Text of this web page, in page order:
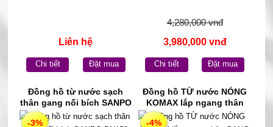
Liên hệ
Chi tiết Đặt mua
4,280,000 vnđ
3,980,000 vnđ
Chi tiết Đặt mua
Đồng hồ từ nước sạch
thân gang nối bích SANPO
DN150
-3%
Đồng hồ TỪ nước NÓNG
KOMAX lắp ngang thân
GANG nối ren DN15 - Minh
Hòa Thành
-4%